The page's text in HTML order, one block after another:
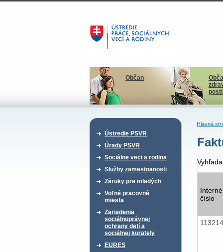
Občan
Ústredie PSVR
Úrady PSVR
Sociálne veci a rodina
Služby zamestnanosti
Záruky pre mladých
Voľné pracovné
miesta
Zariadenia
sociálnoprávnej
ochrany detí a
sociálnej kurately
EURES
Hlavná
Interné
číslo